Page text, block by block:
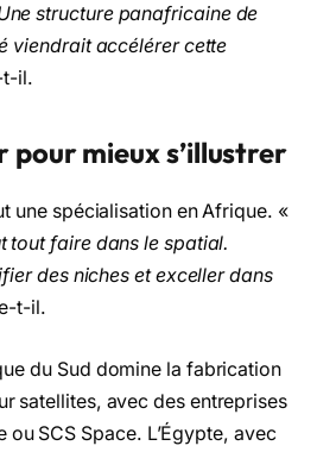
structure panafricaine de
viendrait accélérer cette
t-il.
pour mieux s’illustrer
une spécialisation en Afrique. «
tout faire dans le spatial.
des niches et exceller dans
t-il.
du Sud domine la fabrication
satellites, avec des entreprises
SCS Space. L’Égypte, avec